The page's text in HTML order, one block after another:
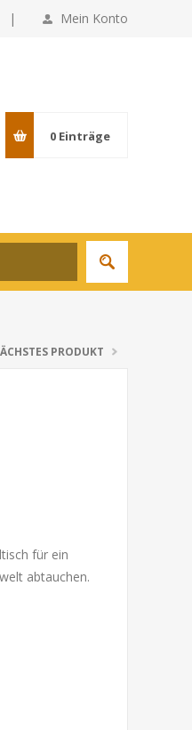
Mein Konto
|
0 Einträge
PRODUKT
für ein
abtauchen.